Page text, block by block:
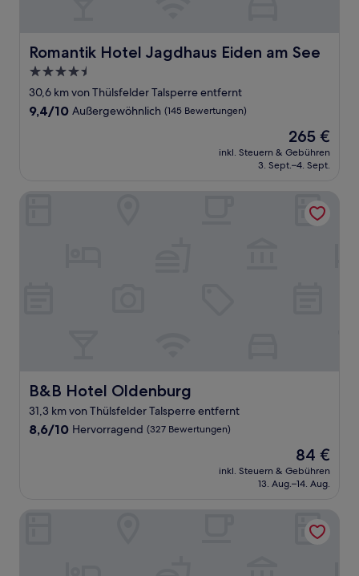
Romantik Hotel Jagdhaus Eiden am See
Romantik Hotel Jagdhaus Eiden am See
4.5-
Sterne-
Unterkunft
30,6 km von Thülsfelder Talsperre entfernt
9.4
9,4/10 Außergewöhnlich (145 Bewertungen)
Der
Preis
beträgt
265 €
inkl. Steuern & Gebühren
3. Sept.–4. Sept.
B&B Hotel Oldenburg
B&B Hotel Oldenburg
31,3 km von Thülsfelder Talsperre entfernt
8.6
8,6/10 Hervorragend (327 Bewertungen)
Der
Preis
beträgt
84 €
inkl. Steuern & Gebühren
13. Aug.–14. Aug.